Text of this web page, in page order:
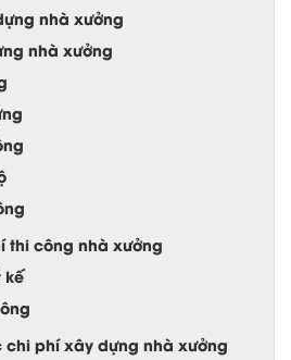
nhà xưởng
nhà xưởng
thi công nhà xưởng
kế
chi phí xây dựng nhà xưởng